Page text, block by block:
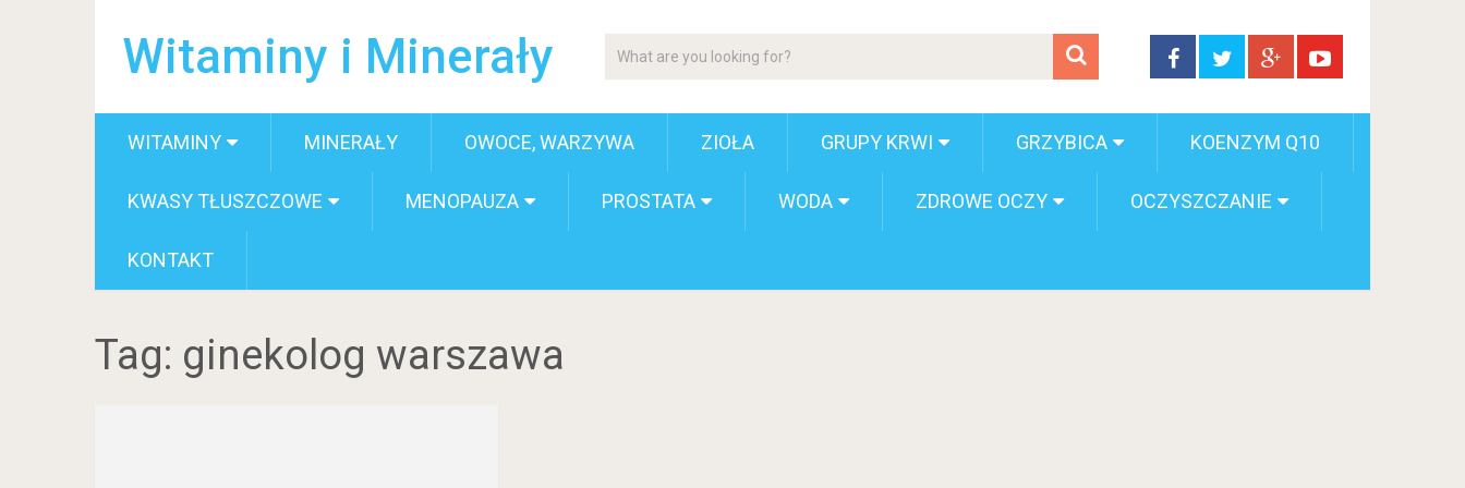
Witaminy i Minerały
WITAMINY MINERAŁY OWOCE, WARZYWA ZIOŁA GRUPY KRWI GRZYBICA KOENZYM Q10
KWASY TŁUSZCZOWE MENOPAUZA PROSTATA WODA ZDROWE OCZY OCZYSZCZANIE
KONTAKT
Tag: ginekolog warszawa